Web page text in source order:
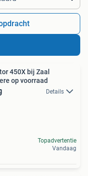
450X bij Zaal
op voorraad
Details
Topadvertentie
Vandaag